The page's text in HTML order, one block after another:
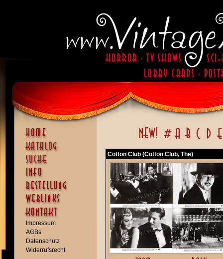
Impressum
AGBs
Datenschutz
Widerrufsrecht
Cotton Club (Cotton Club, The)